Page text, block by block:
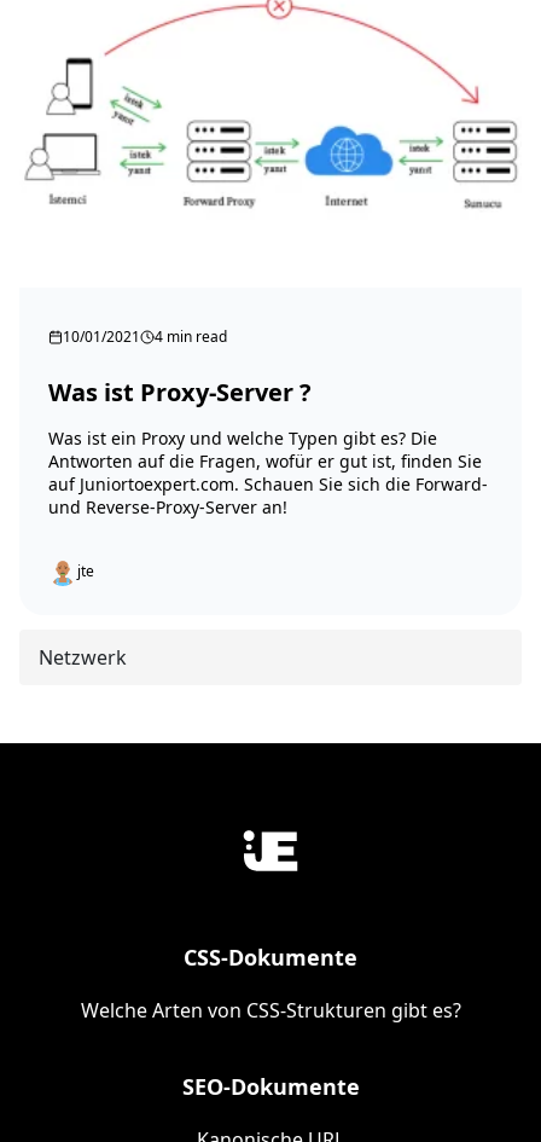
10/01/2021 4 min read
Was ist Proxy-Server ?
Was ist ein Proxy und welche Typen gibt es? Die
Antworten auf die Fragen, wofür er gut ist, finden Sie
auf Juniortoexpert.com. Schauen Sie sich die Forward-
und Reverse-Proxy-Server an!
jte
Netzwerk
CSS-Dokumente
Welche Arten von CSS-Strukturen gibt es?
SEO-Dokumente